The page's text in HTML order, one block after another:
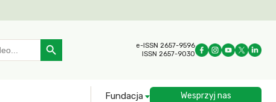
Search Button
e-ISSN 2657-9596
ISSN 2657-9030
Fundacja Wesprzyj nas